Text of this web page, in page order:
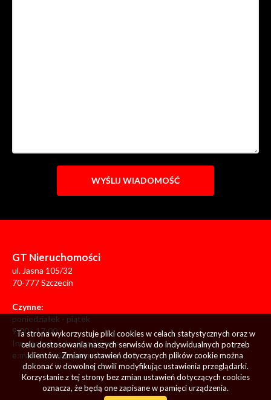
GT Nieruchomości
ul. Jasna 105/32
70-777 Szczecin
Czynne:
poniedziałek - piątek
9:00 - 17:00
Inne terminy do uzgodnienia
e:mail:biuro@gtnieruchomosci.pl
Ta strona wykorzystuje pliki cookies w celach statystycznych oraz w
celu dostosowania naszych serwisów do indywidualnych potrzeb
klientów. Zmiany ustawień dotyczących plików cookie można
dokonać w dowolnej chwili modyfikując ustawienia przeglądarki.
Korzystanie z tej strony bez zmian ustawień dotyczących cookies
oznacza, że będą one zapisane w pamięci urządzenia.